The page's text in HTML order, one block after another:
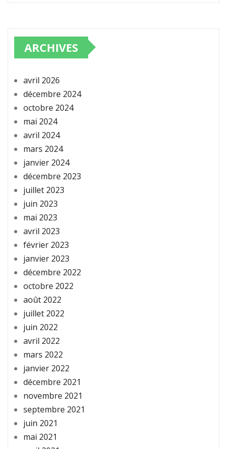
ARCHIVES
avril 2026
décembre 2024
octobre 2024
mai 2024
avril 2024
mars 2024
janvier 2024
décembre 2023
juillet 2023
juin 2023
mai 2023
avril 2023
février 2023
janvier 2023
décembre 2022
octobre 2022
août 2022
juillet 2022
juin 2022
avril 2022
mars 2022
janvier 2022
décembre 2021
novembre 2021
septembre 2021
juin 2021
mai 2021